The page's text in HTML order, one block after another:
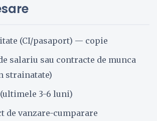
(CI/pasaport) — copie
salariu sau contracte de munca
strainatate)
3-6 luni)
de vanzare-cumparare